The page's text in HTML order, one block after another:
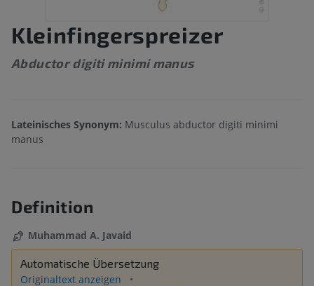
Kleinfingerspreizer
Abductor digiti minimi manus
Lateinisches Synonym: Musculus abductor digiti minimi
manus
Definition
Muhammad A. Javaid
Automatische Übersetzung
Originaltext anzeigen